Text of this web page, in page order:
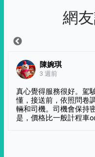
網
陳婉琪
3 週前
真心覺得服務很好。駕
懂，接送前，依照問卷
輛和司機。司機會保持
是，價格比一般計程車